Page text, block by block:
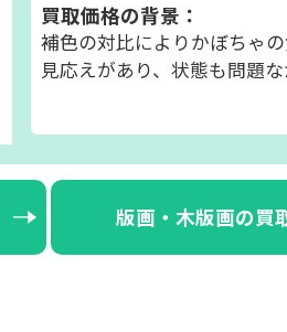
買取価格の背景：
補色の対比によりかぼちゃ
見応えがあり、状態も問題
版画・木版画の買